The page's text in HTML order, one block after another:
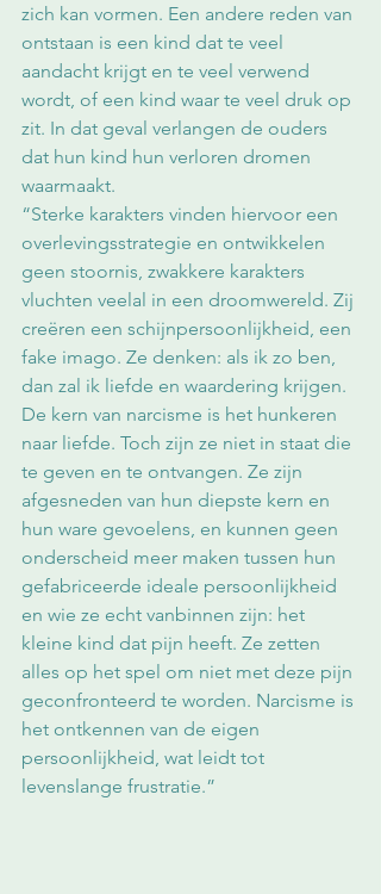
zich kan vormen. Een andere reden van
ontstaan is een kind dat te veel
aandacht krijgt en te veel verwend
wordt, of een kind waar te veel druk op
zit. In dat geval verlangen de ouders
dat hun kind hun verloren dromen
waarmaakt.
“Sterke karakters vinden hiervoor een
overlevingsstrategie en ontwikkelen
geen stoornis, zwakkere karakters
vluchten veelal in een droomwereld. Zij
creëren een schijnpersoonlijkheid, een
fake imago. Ze denken: als ik zo ben,
dan zal ik liefde en waardering krijgen.
De kern van narcisme is het hunkeren
naar liefde. Toch zijn ze niet in staat die
te geven en te ontvangen. Ze zijn
afgesneden van hun diepste kern en
hun ware gevoelens, en kunnen geen
onderscheid meer maken tussen hun
gefabriceerde ideale persoonlijkheid
en wie ze echt vanbinnen zijn: het
kleine kind dat pijn heeft. Ze zetten
alles op het spel om niet met deze pijn
geconfronteerd te worden. Narcisme is
het ontkennen van de eigen
persoonlijkheid, wat leidt tot
levenslange frustratie.”